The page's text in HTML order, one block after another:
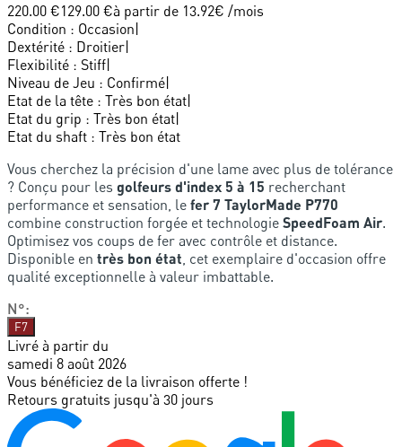
220.00 €129.00 €à partir de 13.92€ /mois
Condition : Occasion|
Dextérité : Droitier|
Flexibilité : Stiff|
Niveau de Jeu : Confirmé|
Etat de la tête : Très bon état|
Etat du grip : Très bon état|
Etat du shaft : Très bon état
Vous cherchez la précision d'une lame avec plus de tolérance
? Conçu pour les golfeurs d'index 5 à 15 recherchant
performance et sensation, le fer 7 TaylorMade P770
combine construction forgée et technologie SpeedFoam Air.
Optimisez vos coups de fer avec contrôle et distance.
Disponible en très bon état , cet exemplaire d'occasion offre
qualité exceptionnelle à valeur imbattable.
N°:
F7
Livré à partir du
samedi 8 août 2026
Vous bénéficiez de la livraison offerte !
Retours gratuits jusqu'à 30 jours